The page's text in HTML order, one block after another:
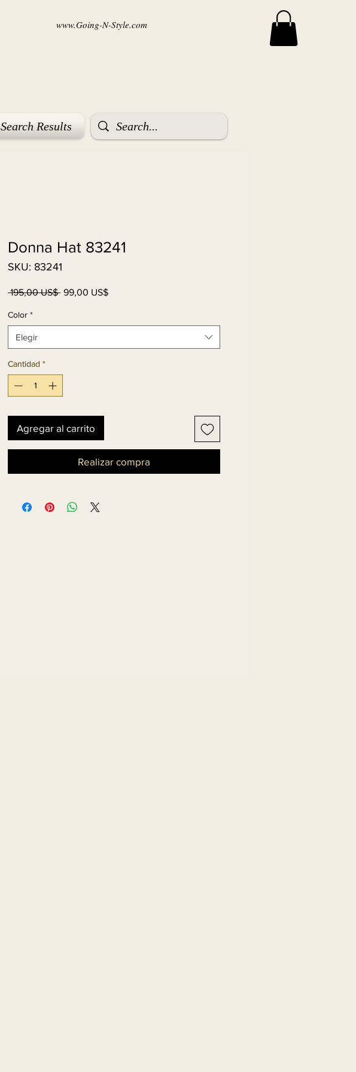
www.Going-N-Style.com
Search Results
Donna Hat 83241
SKU: 83241
195,00 US$ Precio
99,00 US$Precio
Color *
Elegir
Cantidad *
Agregar al carrito
Realizar compra